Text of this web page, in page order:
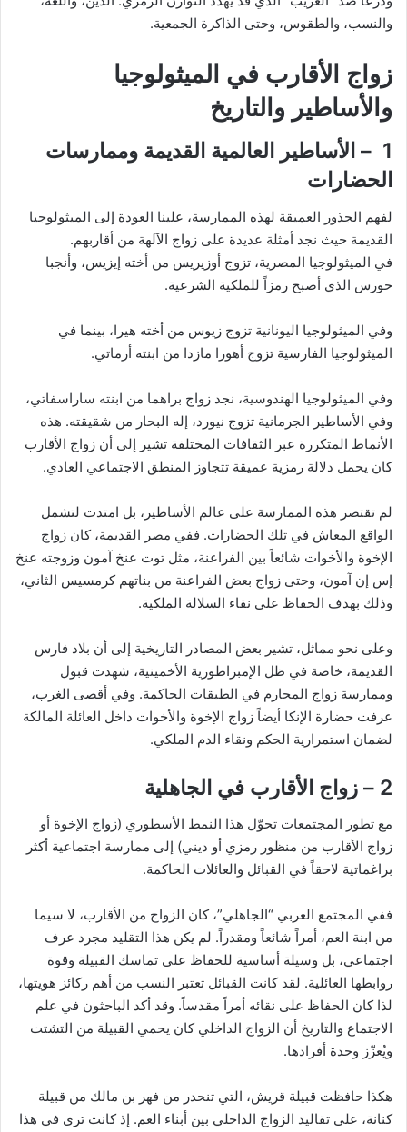
والنسب، والطقوس، وحتى الذاكرة الجمعية.
زواج الأقارب في الميثولوجيا
والأساطير والتاريخ
1 – الأساطير العالمية القديمة وممارسات
الحضارات
لفهم الجذور العميقة لهذه الممارسة، علينا العودة إلى الميثولوجيا
القديمة حيث نجد أمثلة عديدة على زواج الآلهة من أقاربهم.
في الميثولوجيا المصرية، تزوج أوزيريس من أخته إيزيس، وأنجبا
حورس الذي أصبح رمزاً للملكية الشرعية.
وفي الميثولوجيا اليونانية تزوج زيوس من أخته هيرا، بينما في
الميثولوجيا الفارسية تزوج أهورا مازدا من ابنته أرماتي.
وفي الميثولوجيا الهندوسية، نجد زواج براهما من ابنته ساراسفاتي،
وفي الأساطير الجرمانية تزوج نيورد، إله البحار من شقيقته. هذه
الأنماط المتكررة عبر الثقافات المختلفة تشير إلى أن زواج الأقارب
كان يحمل دلالة رمزية عميقة تتجاوز المنطق الاجتماعي العادي.
لم تقتصر هذه الممارسة على عالم الأساطير، بل امتدت لتشمل
الواقع المعاش في تلك الحضارات. ففي مصر القديمة، كان زواج
الإخوة والأخوات شائعاً بين الفراعنة، مثل توت عنخ آمون وزوجته عنخ
إس إن آمون، وحتى زواج بعض الفراعنة من بناتهم كرمسيس الثاني،
وذلك بهدف الحفاظ على نقاء السلالة الملكية.
وعلى نحو مماثل، تشير بعض المصادر التاريخية إلى أن بلاد فارس
القديمة، خاصة في ظل الإمبراطورية الأخمينية، شهدت قبول
وممارسة زواج المحارم في الطبقات الحاكمة. وفي أقصى الغرب،
عرفت حضارة الإنكا أيضاً زواج الإخوة والأخوات داخل العائلة المالكة
لضمان استمرارية الحكم ونقاء الدم الملكي.
2 – زواج الأقارب في الجاهلية
مع تطور المجتمعات تحوّل هذا النمط الأسطوري (زواج الإخوة أو
زواج الأقارب من منظور رمزي أو ديني) إلى ممارسة اجتماعية أكثر
براغماتية لاحقاً في القبائل والعائلات الحاكمة.
ففي المجتمع العربي “الجاهلي”، كان الزواج من الأقارب، لا سيما
من ابنة العم، أمراً شائعاً ومقدراً. لم يكن هذا التقليد مجرد عرف
اجتماعي، بل وسيلة أساسية للحفاظ على تماسك القبيلة وقوة
روابطها العائلية. لقد كانت القبائل تعتبر النسب من أهم ركائز هويتها،
لذا كان الحفاظ على نقائه أمراً مقدساً. وقد أكد الباحثون في علم
الاجتماع والتاريخ أن الزواج الداخلي كان يحمي القبيلة من التشتت
ويُعزّز وحدة أفرادها.
هكذا حافظت قبيلة قريش، التي تنحدر من فهر بن مالك من قبيلة
كنانة، على تقاليد الزواج الداخلي بين أبناء العم. إذ كانت ترى في هذا